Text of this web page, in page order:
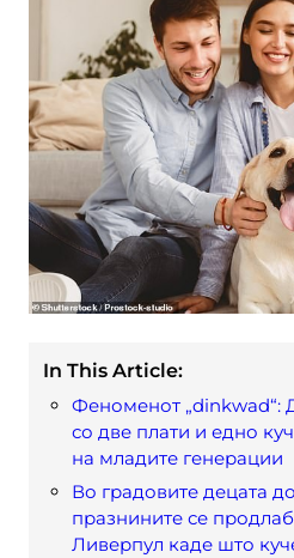
In This Article:
Феноменот „dinkwad“:
со две плати и едно
на младите генерации
Во градовите децата
празнините се
Ливерпул каде што